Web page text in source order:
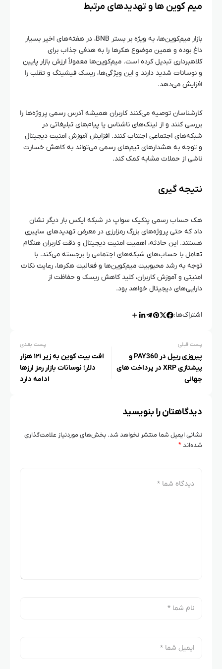
میم‌ کوین‌ ها و تهدیدهای مرتبط
بازار میم‌کوین‌ها، به ویژه بر بستر BNB، در هفته‌های اخیر بسیار
داغ بوده و همین موضوع هکرها را به هدفی جذاب برای
کلاهبرداری تبدیل کرده است. میم‌کوین‌ها معمولاً ارزش بازار پایین
و نوسانات شدید دارند و این ویژگی‌ها، ریسک فیشینگ و تقلب را
افزایش می‌دهد.
کارشناسان توصیه می‌کنند کاربران همیشه آدرس رسمی پروژه‌ها را
بررسی کنند و از لینک‌های ناشناس یا پیام‌های تبلیغاتی در
شبکه‌های اجتماعی اجتناب کنند. افزایش آموزش امنیت دیجیتال
و توجه به هشدارهای تیم‌های رسمی می‌تواند به کاهش خسارت
ناشی از حملات مشابه کمک کند.
نتیجه‌ گیری
هک حساب رسمی پنکیک‌ سواپ در شبکه ایکس بار دیگر نشان
داد که حتی پروژه‌های بزرگ رمزارزی در معرض تهدیدهای سایبری
هستند. این حادثه، اهمیت امنیت دیجیتال و دقت کاربران هنگام
تعامل با حساب‌های شبکه‌های اجتماعی را برجسته می‌کند. با
توجه به رشد محبوبیت میم‌کوین‌ها و فعالیت هکرها، رعایت نکات
امنیتی و آموزش کاربران، کلید کاهش ریسک و حفاظت از
دارایی‌های دیجیتال خواهد بود.
اشتراک‌ها:
پست قبلی
پیروزی ریپل در PAY360 و
پیشتازی XRP در پرداخت‌ های
جهانی
پست بعدی
افت بیت‌ کوین به زیر ۱۲۱ هزار
دلار؛ نوسانات بازار رمز ارزها
ادامه دارد
دیدگاهتان را بنویسید
نشانی ایمیل شما منتشر نخواهد شد. بخش‌های موردنیاز علامت‌گذاری
شده‌اند*